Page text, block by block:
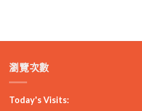
瀏覽次數
Today's Visits: